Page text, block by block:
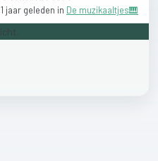
1 jaar geleden in De muzikaaltjes🎹